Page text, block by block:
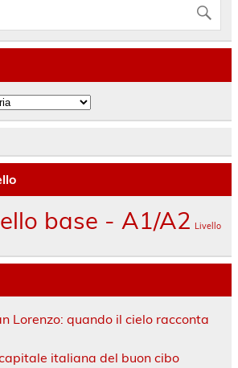
base - A1/A2 Livello
Lorenzo: quando il cielo racconta
italiana del buon cibo